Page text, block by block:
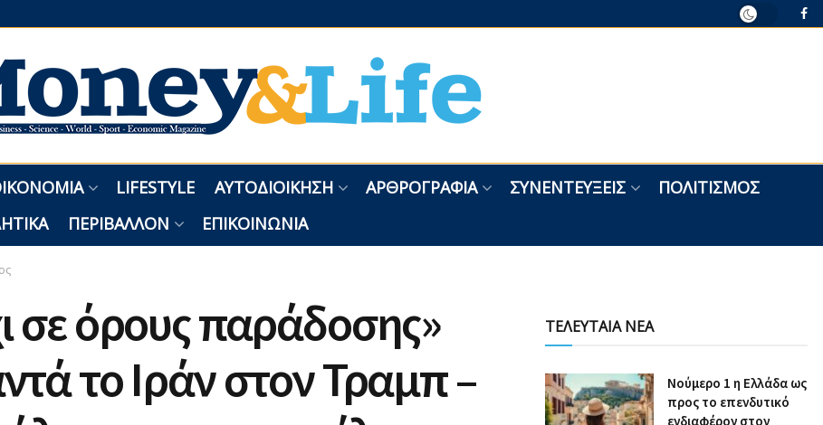
LIFESTYLE ΑΥΤΟΔΙΟΊΚΗΣΗ ΑΡΘΡΟΓΡΑΦΊΑ ΣΥΝΕΝΤΕΎΞΕΙΣ
ΠΟΛΙΤΙΣΜΌΣ
ΠΕΡΙΒΆΛΛΟΝ ΕΠΙΚΟΙΝΩΝΊΑ
σε όρους παράδοσης»
το Ιράν στον Τραμπ –
ΤΕΛΕΥΤΑΙΑ ΝΕΑ
Nούμερο 1 η Ελλάδα ως
προς το επενδυτικό
ενδιαφέρον στον